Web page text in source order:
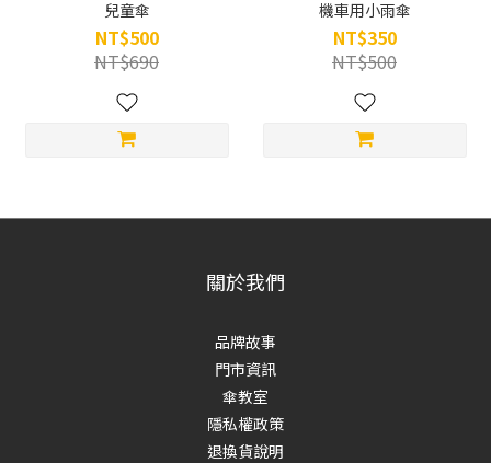
兒童傘
NT$500
NT$690
機車用小雨傘
NT$350
NT$500
關於我們
品牌故事
門市資訊
傘教室
隱私權政策
退換貨說明